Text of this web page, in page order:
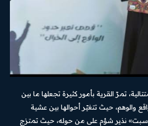
تمرّ القرية بأمور كثيرة تجعلها ما بين
والوهم، حيث تتغيّر أحوالها بين عشية
نذير شؤم على من حوله، حيث تمتزج